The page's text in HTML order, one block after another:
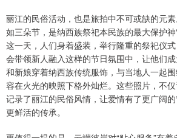
丽江的民俗活动，也是旅拍中不可或缺的元
如三朵节，是纳西族祭祀本民族的最大保护
这一天，人们身着盛装，举行隆重的祭祀仪
会带领新人融入这样的节日氛围中，让他们
和新娘穿着纳西族传统服饰，与当地人一起
容在火光的映照下格外灿烂。这些照片，不
记录了丽江的民俗风情，让爱情有了更广阔
更鲜活的传承。